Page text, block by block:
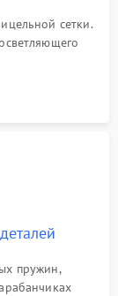
сетки.
стекол
пружин,